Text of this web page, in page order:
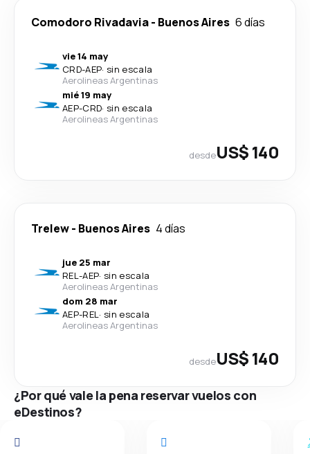
Comodoro Rivadavia- Buenos Aires 6 días
vie 14 may
CRD-AEP· sin escala
Aerolineas Argentinas
mié 19 may
AEP-CRD· sin escala
Aerolineas Argentinas
desdeUS$ 140
Trelew- Buenos Aires 4 días
jue 25 mar
REL-AEP· sin escala
Aerolineas Argentinas
dom 28 mar
AEP-REL· sin escala
Aerolineas Argentinas
desdeUS$ 140
¿Por qué vale la pena reservar vuelos con
eDestinos?